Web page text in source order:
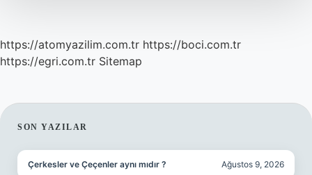
https://atomyazilim.com.tr https://boci.com.tr
https://egri.com.tr Sitemap
SIDEBAR
SON YAZILAR
Çerkesler ve Çeçenler aynı mıdır ? Ağustos 9, 2026